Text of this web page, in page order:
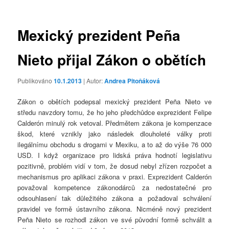
Mexický prezident Peña
Nieto přijal Zákon o obětích
Publikováno10.1.2013 | Autor:Andrea Pitoňáková
Zákon o obětích podepsal mexický prezident Peña Nieto ve
středu navzdory tomu, že ho jeho předchůdce exprezident Felipe
Calderón minulý rok vetoval. Předmětem zákona je kompenzace
škod, které vznikly jako následek dlouholeté války proti
ilegálnímu obchodu s drogami v Mexiku, a to až do výše 76 000
USD. I když organizace pro lidská práva hodnotí legislativu
pozitivně, problém vidí v tom, že dosud nebyl zřízen rozpočet a
mechanismus pro aplikaci zákona v praxi. Exprezident Calderón
považoval kompetence zákonodárců za nedostatečné pro
odsouhlasení tak důležitého zákona a požadoval schválení
pravidel ve formě ústavního zákona. Nicméně nový prezident
Peña Nieto se rozhodl zákon ve své původní formě schválit a